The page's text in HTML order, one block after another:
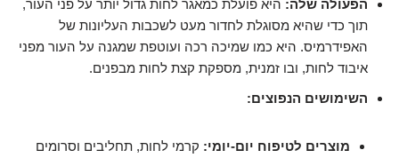
הפעולה שלה: היא פועלת כמאגר לחות גדול יותר על פני העור,
תוך כדי שהיא מסוגלת לחדור מעט לשכבות העליונות של
האפידרמיס. היא כמו שמיכה רכה ועוטפת שמגנה על העור מפני
איבוד לחות, ובו זמנית, מספקת קצת לחות מבפנים.
השימושים הנפוצים:
מוצרים לטיפוח יום-יומי: קרמי לחות, תחליבים וסרומים